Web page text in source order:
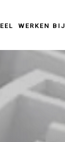
WERKEN BIJ